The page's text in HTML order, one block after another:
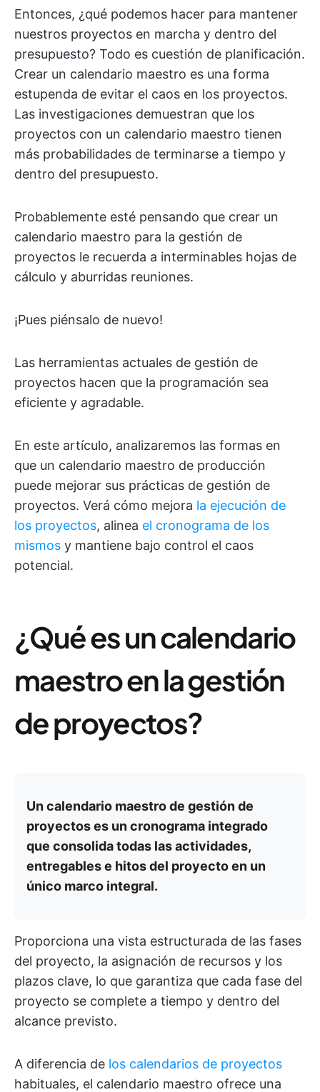
Entonces, ¿qué podemos hacer para mantener
nuestros proyectos en marcha y dentro del
presupuesto? Todo es cuestión de planificación.
Crear un calendario maestro es una forma
estupenda de evitar el caos en los proyectos.
Las investigaciones demuestran que los
proyectos con un calendario maestro tienen
más probabilidades de terminarse a tiempo y
dentro del presupuesto.
Probablemente esté pensando que crear un
calendario maestro para la gestión de
proyectos le recuerda a interminables hojas de
cálculo y aburridas reuniones.
¡Pues piénsalo de nuevo!
Las herramientas actuales de gestión de
proyectos hacen que la programación sea
eficiente y agradable.
En este artículo, analizaremos las formas en
que un calendario maestro de producción
puede mejorar sus prácticas de gestión de
proyectos. Verá cómo mejora la ejecución de
los proyectos, alinea el cronograma de los
mismos y mantiene bajo control el caos
potencial.
¿Qué es un calendario
maestro en la gestión
de proyectos?
Un calendario maestro de gestión de
proyectos es un cronograma integrado
que consolida todas las actividades,
entregables e hitos del proyecto en un
único marco integral.
Proporciona una vista estructurada de las fases
del proyecto, la asignación de recursos y los
plazos clave, lo que garantiza que cada fase del
proyecto se complete a tiempo y dentro del
alcance previsto.
A diferencia de los calendarios de proyectos
habituales, el calendario maestro ofrece una